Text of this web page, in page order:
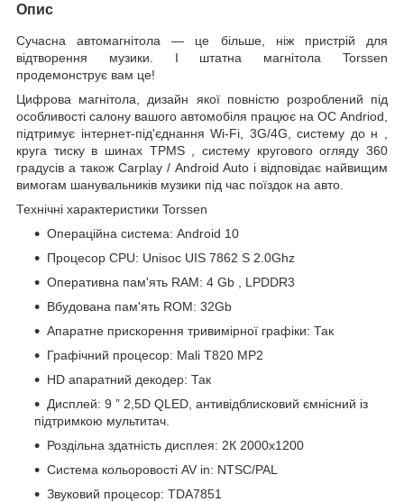
Опис
Сучасна автомагнітола — це більше, ніж пристрій для
відтворення музики. І штатна магнітола Torssen
продемонструє вам це!
Цифрова магнітола, дизайн якої повністю розроблений під
особливості салону вашого автомобіля працює на ОС Andriod,
підтримує інтернет-під'єднання Wi-Fi, 3G/4G, систему до н
круга тиску в шинах TPMS
систему кругового огляду 360
градусів а такожCarplay / Android Auto і відповідає найвищим
вимогам шанувальників музики під час поїздок на авто.
Технічні характеристики Torssen
Операційна система: Android 10
Процесор CPU: Unisoc UIS 7862 S 2.0Ghz
Оперативна пам'ять RAM: 4 Gb
, LPDDR3
Вбудована пам'ять ROM: 32Gb
Апаратне прискорення тривимірної графіки: Так
Графічний процесор: Mali T820 MP2
HD апаратний декодер: Так
Дисплей: 9 ” 2,5D QLED, антивідблисковий ємнісний із
підтримкою мультитач.
Роздільна здатність дисплея: 2К 2000х1200
Система кольоровості AV in: NTSC/PAL
Звуковий процесор: TDA7851